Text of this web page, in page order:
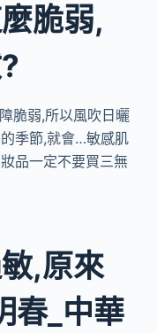
脆弱,
脆弱,所以風吹日曬
季節,就會…敏感肌
品一定不要買三無
,原來
春_中華